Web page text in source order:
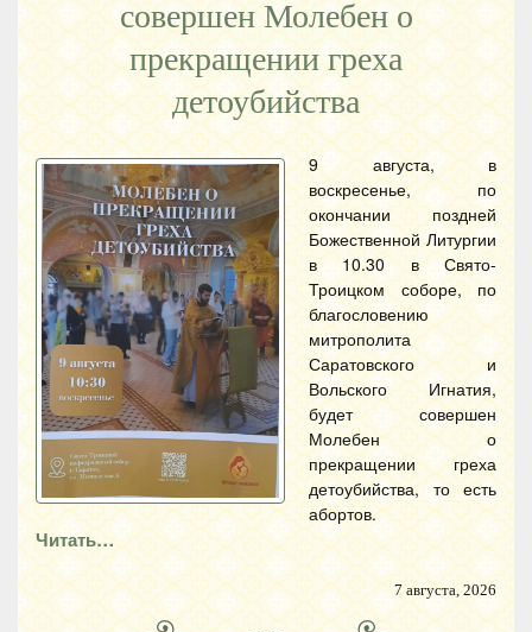
совершен Молебен о
прекращении греха
детоубийства
9 августа, в
воскресенье, по
окончании поздней
Божественной Литургии
в 10.30 в Свято-
Троицком соборе, по
благословению
митрополита
Саратовского и
Вольского Игнатия,
будет совершен
Молебен о
прекращении греха
детоубийства, то есть
абортов.
Читать…
7 августа, 2026